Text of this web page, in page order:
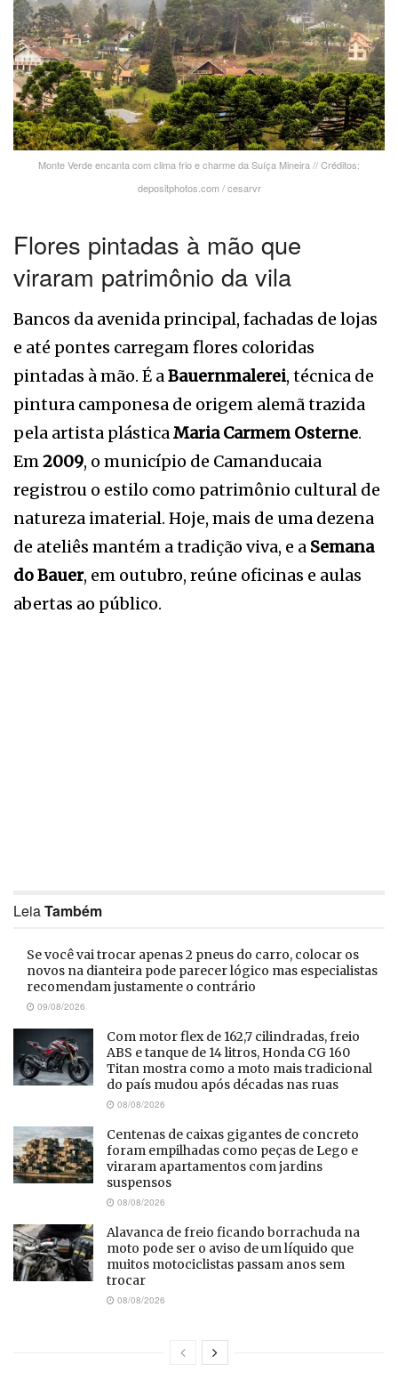
Monte Verde encanta com clima frio e charme da Suíça Mineira // Créditos:
depositphotos.com / cesarvr
Flores pintadas à mão que
viraram patrimônio da vila
Bancos da avenida principal, fachadas de lojas
e até pontes carregam flores coloridas
pintadas à mão. É aBauernmalerei, técnica de
pintura camponesa de origem alemã trazida
pela artista plásticaMaria Carmem Osterne.
Em2009, o município de Camanducaia
registrou o estilo como patrimônio cultural de
natureza imaterial. Hoje, mais de uma dezena
de ateliês mantém a tradição viva, e a Semana
do Bauer, em outubro, reúne oficinas e aulas
abertas ao público.
LeiaTambém
Se você vai trocar apenas 2 pneus do carro, colocar os
novos na dianteira pode parecer lógico mas especialistas
recomendam justamente o contrário
09/08/2026
Com motor flex de 162,7 cilindradas, freio
ABS e tanque de 14 litros, Honda CG 160
Titan mostra como a moto mais tradicional
do país mudou após décadas nas ruas
08/08/2026
Centenas de caixas gigantes de concreto
foram empilhadas como peças de Lego e
viraram apartamentos com jardins
suspensos
08/08/2026
Alavanca de freio ficando borrachuda na
moto pode ser o aviso de um líquido que
muitos motociclistas passam anos sem
trocar
08/08/2026